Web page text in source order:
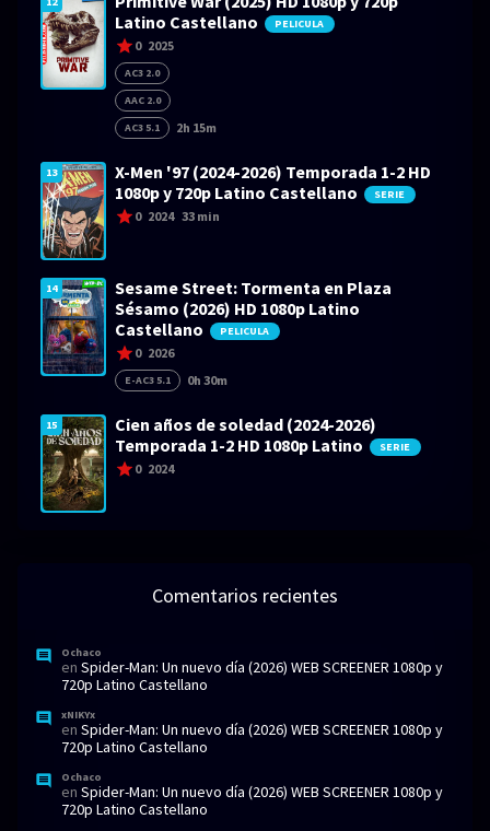
Latino Castellano
PELICULA
0 2025
AC3 2.0
AAC 2.0
AC3 5.1
2h 15m
13
X-Men '97 (2024-2026) Temporada 1-2 HD
1080p y 720p Latino Castellano
SERIE
0 2024 33 min
14
Sesame Street: Tormenta en Plaza
Sésamo (2026) HD 1080p Latino
Castellano
PELICULA
0 2026
E-AC3 5.1 0h 30m
15
Cien años de soledad (2024-2026)
Temporada 1-2 HD 1080p Latino
SERIE
0 2024
Comentarios recientes
Ochaco
en Spider-Man: Un nuevo día (2026) WEB SCREENER 1080p y
720p Latino Castellano
xNIKYx
en Spider-Man: Un nuevo día (2026) WEB SCREENER 1080p y
720p Latino Castellano
Ochaco
en Spider-Man: Un nuevo día (2026) WEB SCREENER 1080p y
720p Latino Castellano